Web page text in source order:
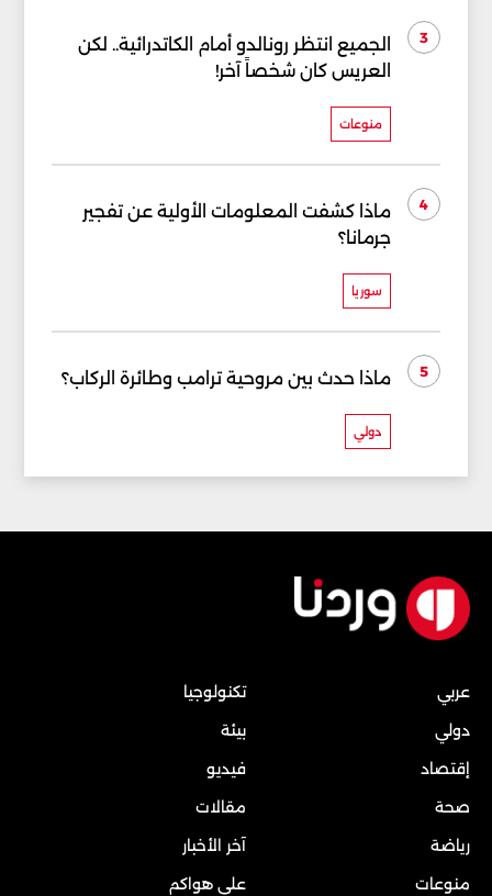
3
الجميع انتظر رونالدو أمام الكاتدرائية.. لكن
العريس كان شخصاً آخر!
منوعات
4
ماذا كشفت المعلومات الأولية عن تفجير
جرمانا؟
سوريا
5 ماذا حدث بين مروحية ترامب وطائرة الركاب؟
دولي
عربي
دولي
إقتصاد
صحة
رياضة
منوعات
تكنولوجيا
بيئة
فيديو
مقالات
آخر الأخبار
على هواكم